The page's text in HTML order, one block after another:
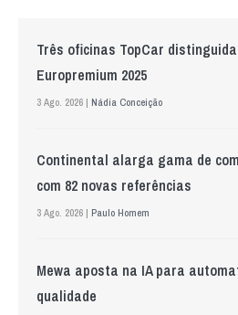
Três oficinas TopCar
Europremium 2025
3 Ago. 2026 | Nádia Conceição
Continental alarga gama de
com 82 novas referências
3 Ago. 2026 | Paulo Homem
Mewa aposta na IA para
qualidade